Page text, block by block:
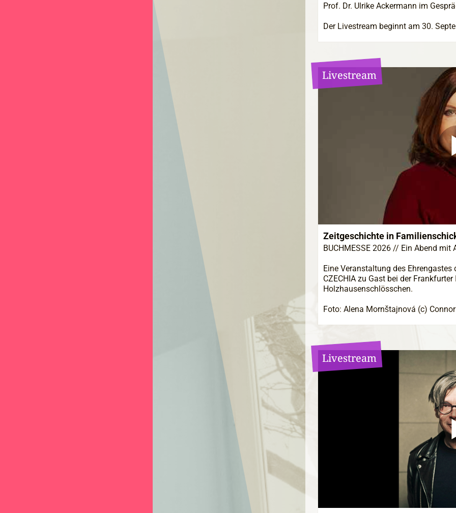
Prof. Dr. Ulrike Ackermann im
Der Livestream beginnt am 30.
Livestream
Zeitgeschichte in
BUCHMESSE 2026 // Ein Abend mit
Eine Veranstaltung des
CZECHIA zu Gast bei der
Holzhausenschlösschen.
Foto: Alena Mornštajnová (c)
Livestream